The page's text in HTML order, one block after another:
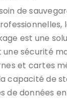
de
est une
sécurité
et cartes
capacité de
de données